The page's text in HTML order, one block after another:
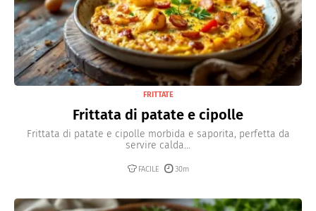
FRITTATE
Frittata di patate e cipolle
Frittata di patate e cipolle morbida e saporita, perfetta da
servire calda...
FACILE 30m